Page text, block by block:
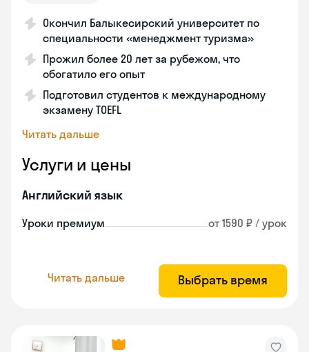
Окончил Балыкесирский университет по
специальности «менеджмент туризма»
Прожил более 20 лет за рубежом, что
обогатило его опыт
Подготовил студентов к международному
экзамену TOEFL
Читать дальше
Услуги и цены
Английский язык
Уроки премиум от 1590 ₽ / урок
Читать дальше Выбрать время